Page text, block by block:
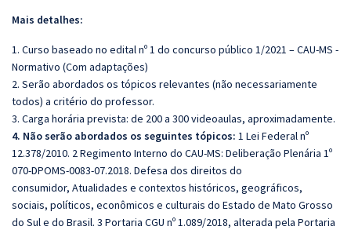
Mais detalhes:
1. Curso baseado no edital nº 1 do concurso público 1/2021 – CAU-MS -
Normativo (Com adaptações)
2. Serão abordados os tópicos relevantes (não necessariamente
todos) a critério do professor.
3. Carga horária prevista: de 200 a 300 videoaulas, aproximadamente.
4. Não serão abordados os seguintes tópicos: 1 Lei Federal nº
12.378/2010. 2 Regimento Interno do CAU-MS: Deliberação Plenária 1º
070-DPOMS-0083-07.2018. Defesa dos direitos do
consumidor, Atualidades e contextos históricos, geográficos,
sociais, políticos, econômicos e culturais do Estado de Mato Grosso
do Sul e do Brasil. 3 Portaria CGU nº 1.089/2018, alterada pela Portaria